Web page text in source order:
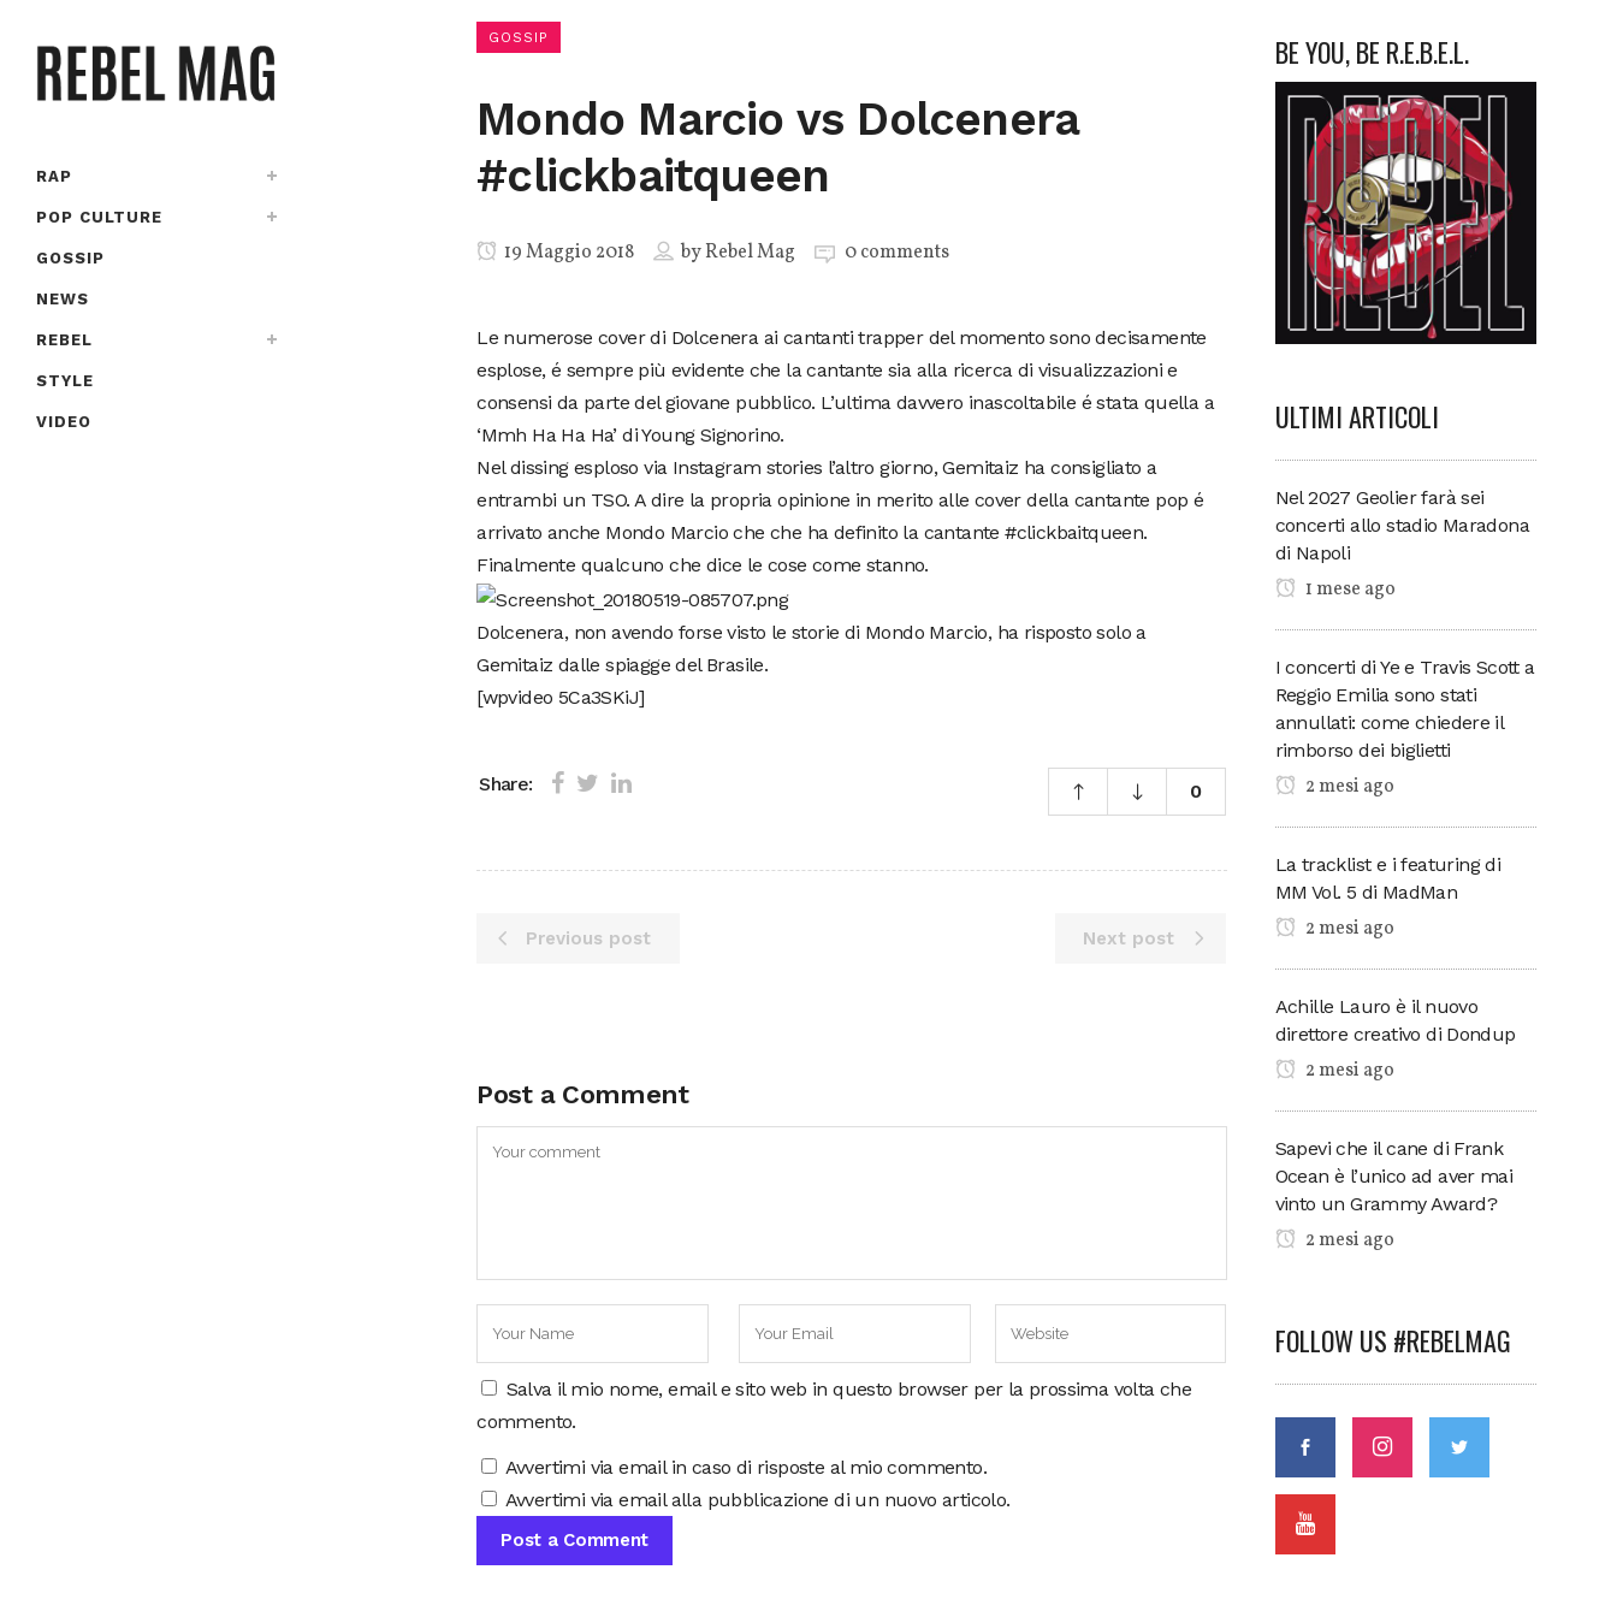
RAP
POP CULTURE
GOSSIP
NEWS
REBEL
STYLE
VIDEO
GOSSIP
Mondo Marcio vs Dolcenera
#clickbaitqueen
19 Maggio 2018 byRebel Mag 0 comments
Le numerose cover di Dolcenera ai cantanti trapper del momento sono decisamente
esplose, é sempre più evidente che la cantante sia alla ricerca di visualizzazioni e
consensi da parte del giovane pubblico. L’ultima davvero inascoltabile é stata quella a
‘Mmh Ha Ha Ha’ di Young Signorino.
Nel dissing esploso via Instagram stories l’altro giorno, Gemitaiz ha consigliato a
entrambi un TSO. A dire la propria opinione in merito alle cover della cantante pop é
arrivato anche Mondo Marcio che che ha definito la cantante #clickbaitqueen.
Finalmente qualcuno che dice le cose come stanno.
Dolcenera, non avendo forse visto le storie di Mondo Marcio, ha risposto solo a
Gemitaiz dalle spiagge del Brasile.
[wpvideo 5Ca3SKiJ]
Share: 0
Previous post Next post
Post a Comment
Salva il mio nome, email e sito web in questo browser per la prossima volta che
commento.
Avvertimi via email in caso di risposte al mio commento.
Avvertimi via email alla pubblicazione di un nuovo articolo.
BE YOU, BE R.E.B.E.L.
ULTIMI ARTICOLI
Nel 2027 Geolier farà sei
concerti allo stadio Maradona
di Napoli
1 mese ago
I concerti di Ye e Travis Scott a
Reggio Emilia sono stati
annullati: come chiedere il
rimborso dei biglietti
2 mesi ago
La tracklist e i featuring di
MM Vol. 5 di MadMan
2 mesi ago
Achille Lauro è il nuovo
direttore creativo di Dondup
2 mesi ago
Sapevi che il cane di Frank
Ocean è l’unico ad aver mai
vinto un Grammy Award?
2 mesi ago
FOLLOW US #REBELMAG